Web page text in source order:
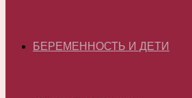
БЕРЕМЕННОСТЬ И ДЕТИ